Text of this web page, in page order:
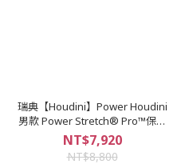
瑞典【Houdini】Power Houdini
男款 Power Stretch® Pro™保暖
外套 金綠色 #830063
NT$7,920
NT$8,800